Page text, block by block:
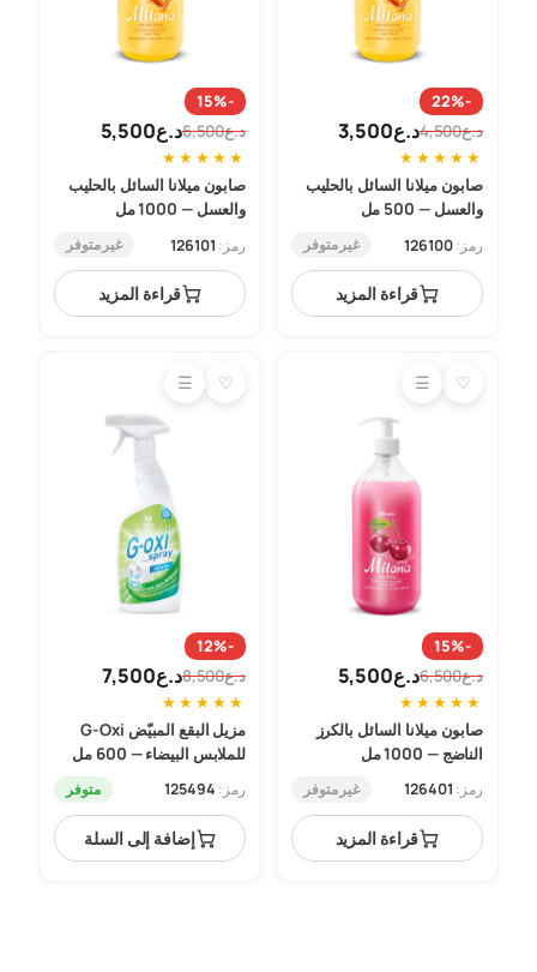
-22%
د.ع4,500
السعر
الأصلي
هو:
د.ع4,500.
د.ع3,500
السعر
الحالي
هو:
د.ع3,500.
★
★
★
★
★
صابون ميلانا السائل بالحليب
والعسل — 500 مل
رمز:126100 غير متوفر
قراءة المزيد
-15%
د.ع6,500
السعر
الأصلي
هو:
د.ع6,500.
د.ع5,500
السعر
الحالي
هو:
د.ع5,500.
★
★
★
★
★
صابون ميلانا السائل بالحليب
والعسل — 1000 مل
رمز: 126101 غير متوفر
قراءة المزيد
♡
☰
-15%
د.ع6,500
السعر
الأصلي
هو:
د.ع6,500.
د.ع5,500
السعر
الحالي
هو:
د.ع5,500.
★
★
★
★
★
صابون ميلانا السائل بالكرز
الناضج — 1000 مل
رمز: 126401 غير متوفر
قراءة المزيد
♡
☰
-12%
د.ع8,500
السعر
الأصلي
هو:
د.ع8,500.
د.ع7,500
السعر
الحالي
هو:
د.ع7,500.
★
★
★
★
★
مزيل البقع المبيّض G-Oxi
للملابس البيضاء — 600 مل
رمز: 125494 متوفر
إضافة إلى السلة